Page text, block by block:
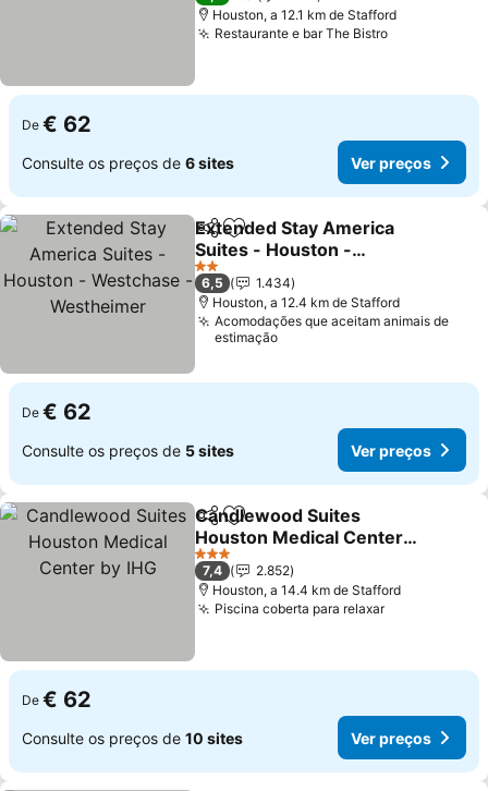
Houston, a 12.1 km de Stafford
Restaurante e bar The BistroVer preços
De € 62
Consulte os preços de 6 sites Ver preços
PartilharAdicionar aos favoritos
Extended Stay America
Suites - Houston -
Westchase - Westheimer
Ver preços
2 Estrelas
6,5
1.434
Houston, a 12.4 km de Stafford
Acomodações que aceitam animais de
estimação
De € 62
Consulte os preços de 5 sites Ver preços
PartilharAdicionar aos favoritos
Candlewood Suites
Houston Medical Center
by IHG
Ver preços
3 Estrelas
7,4
2.852
Houston, a 14.4 km de Stafford
Piscina coberta para relaxarVer preços
De € 62
Consulte os preços de 10 sites Ver preços